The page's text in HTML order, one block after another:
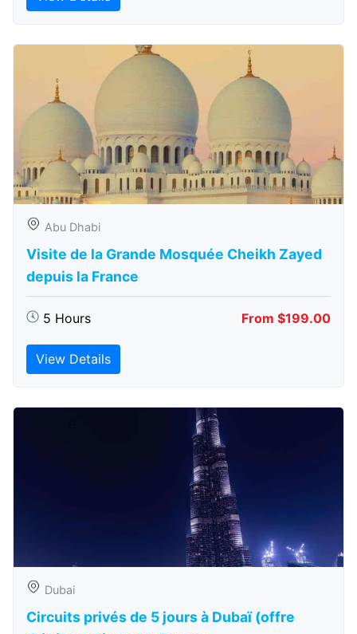
Abu Dhabi
Visite de la Grande Mosquée Cheikh Zayed
depuis la France
5 Hours From $199.00
View Details
Dubai
Circuits privés de 5 jours à Dubaï (offre